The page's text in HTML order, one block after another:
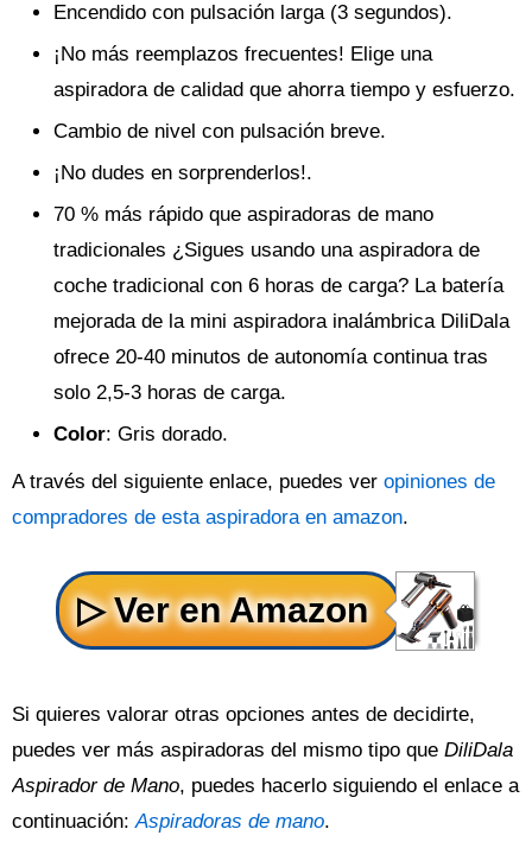
Encendido con pulsación larga (3 segundos).
¡No más reemplazos frecuentes! Elige una
aspiradora de calidad que ahorra tiempo y esfuerzo.
Cambio de nivel con pulsación breve.
¡No dudes en sorprenderlos!.
70 % más rápido que aspiradoras de mano
tradicionales ¿Sigues usando una aspiradora de
coche tradicional con 6 horas de carga? La batería
mejorada de la mini aspiradora inalámbrica DiliDala
ofrece 20-40 minutos de autonomía continua tras
solo 2,5-3 horas de carga.
Color: Gris dorado.
A través del siguiente enlace, puedes ver opiniones de
compradores de esta aspiradora en amazon.
Si quieres valorar otras opciones antes de decidirte,
puedes ver más aspiradoras del mismo tipo que DiliDala
Aspirador de Mano, puedes hacerlo siguiendo el enlace a
continuación:Aspiradoras de mano.